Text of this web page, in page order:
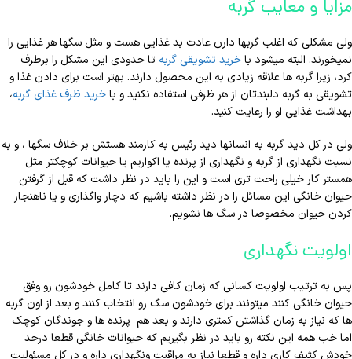
مزایا و معایب گربه
ولی مشکلی که اغلب گربها دارن عادت بد غذایی هست و مثل سگها هر غذایی را
نمیخورند. البته میشود باخرید تشویقی گربه تا حدودی این مشکل را برطرف
کرد، زیرا گربه ها علاقه زیادی به این محصول دارند. بهتر است برای دادن غذا و
تشویقی به گربه دلبندتان از هر ظرفی استفاده نکنید و باخرید ظرف غذای گربه،
بهداشت غذایی او را رعایت کنید.
ولی در کل دید گربه به انسانها دید رئیس به کارمند هستش بر خلاف سگها ، و به
نسبت نگهداری از گربه و نگهداری از پرنده یا اکواریم یا حیوانات کوچکتر مثل
همستر کار خیلی راحت تری است و این را باید در نظر داشت که قبل از گرفتن
حیوان خانگی این مسائل را در نظر داشته باشیم که دچار واگذاری و یا ناهنجار
کردن حیوان مخصوصا در سگ ها نشويم.
اولویت نگهداری
پس به ترتیب اولویت کسانی که زمان کافی دارند تا کامل خودشون رو وفق
حیوان خانگی کنند میتونند برای خودشون سگ رو انتخاب کنند و بعد از اون گربه
ها که نیاز به زمان گذاشتن کمتری دارند و بعد هم پرنده ها و جوندگان کوچک
اما خب همه این نکته رو باید در نظر بگیریم که حیوانات خانگی قطعا درحد
خودش کثیف کاری داره و قطعا نیاز به مراقبت ونگهداری داره و در کل مسئولیت